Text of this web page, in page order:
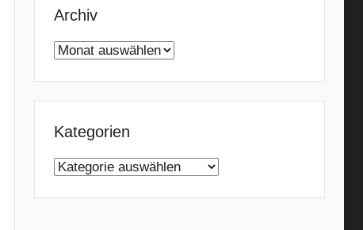
Archiv
Archiv
Kategorien
Kategorien